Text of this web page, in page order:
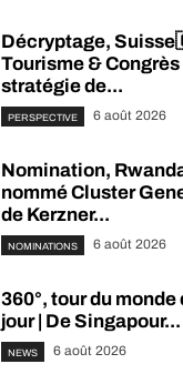
Décryptage,
Tourisme &
stratégie de...
PERSPECTIVE 6 août 2026
Nomination,
nommé Cluster
de Kerzner...
NOMINATIONS 6 août 2026
360°, tour du monde
jour | De Singapour...
NEWS 6 août 2026